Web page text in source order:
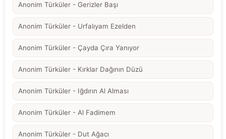
Anonim Türküler - Gerizler Başı
Anonim Türküler - Urfalıyam Ezelden
Anonim Türküler - Çayda Çıra Yanıyor
Anonim Türküler - Kırklar Dağının Düzü
Anonim Türküler - Iğdırın Al Alması
Anonim Türküler - Al Fadimem
Anonim Türküler - Dut Ağacı